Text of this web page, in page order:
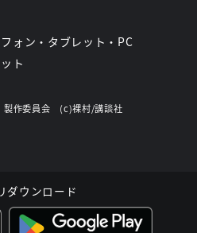
ォン・タブレット・PC
ト
製作委員会 (c)裸村/講談社
ダウンロード